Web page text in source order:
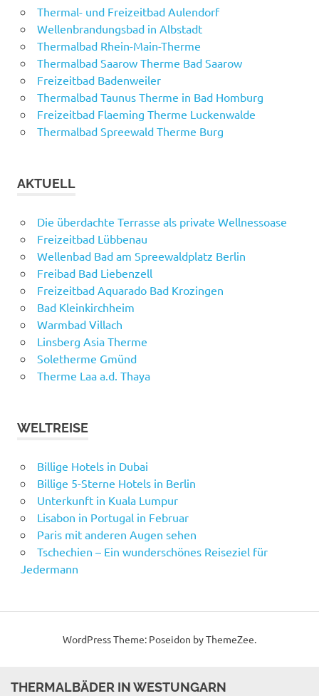
Thermal- und Freizeitbad Aulendorf
Wellenbrandungsbad in Albstadt
Thermalbad Rhein-Main-Therme
Thermalbad Saarow Therme Bad Saarow
Freizeitbad Badenweiler
Thermalbad Taunus Therme in Bad Homburg
Freizeitbad Flaeming Therme Luckenwalde
Thermalbad Spreewald Therme Burg
AKTUELL
Die überdachte Terrasse als private Wellnessoase
Freizeitbad Lübbenau
Wellenbad Bad am Spreewaldplatz Berlin
Freibad Bad Liebenzell
Freizeitbad Aquarado Bad Krozingen
Bad Kleinkirchheim
Warmbad Villach
Linsberg Asia Therme
Soletherme Gmünd
Therme Laa a.d. Thaya
WELTREISE
Billige Hotels in Dubai
Billige 5-Sterne Hotels in Berlin
Unterkunft in Kuala Lumpur
Lisabon in Portugal in Februar
Paris mit anderen Augen sehen
Tschechien – Ein wunderschönes Reiseziel für
Jedermann
WordPress Theme: Poseidon by ThemeZee.
THERMALBÄDER IN WESTUNGARN